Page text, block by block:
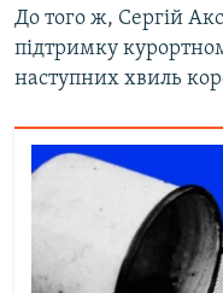
До того ж, Сергій
підтримку
наступних хвиль